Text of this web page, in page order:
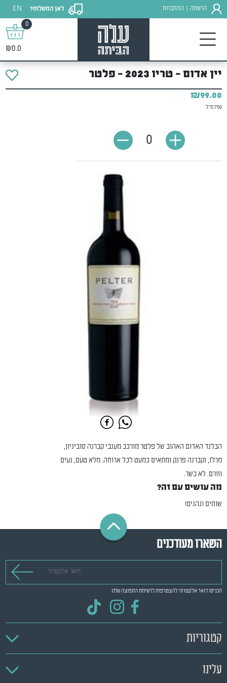
הרשמה התחברות לאן המשלוח?
EN
0
₪0.0
יין אדום - טריו 2023 - פלטר
₪99.00
750 מ"ל
0
הבלנד האדום האהוב של פלטר מורכב מענבי קברנה סוביניון,
מרלו, וקברנה פרנק ומתאים כמעט לכל ארוחה. מלא טעם, נעים
וזורם. לא כשר.
מה עושים עם זה?
שותים ונהנים!
השארו מעודכנים
הכניסו דואר אלקטרוני להצטרפות לרשימת התפוצה שלנו
קטגוריות
עלינו